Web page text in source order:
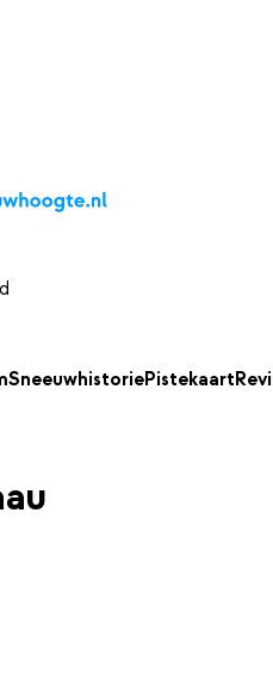
Kaarten
SneeuwhistoriePistekaart